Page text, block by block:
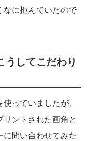
に拒んでいたので
してこだわり
っていましたが、
ントされた画角と
問い合わせてみた